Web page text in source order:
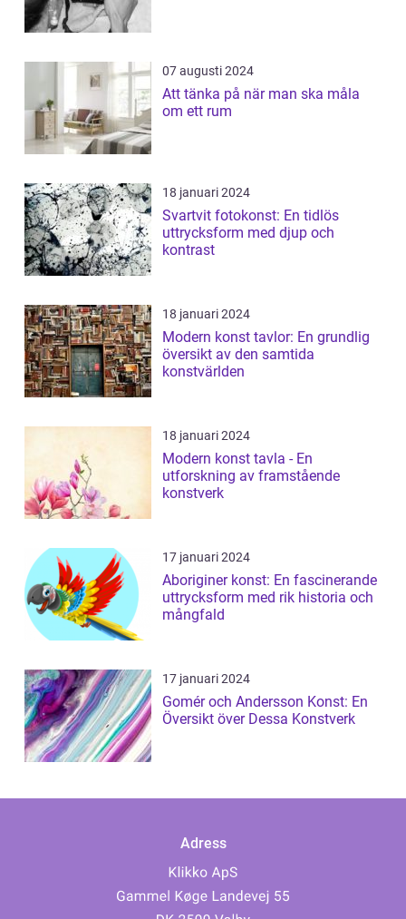
07 augusti 2024
Att tänka på när man ska måla
om ett rum
18 januari 2024
Svartvit fotokonst: En tidlös
uttrycksform med djup och
kontrast
18 januari 2024
Modern konst tavlor: En grundlig
översikt av den samtida
konstvärlden
18 januari 2024
Modern konst tavla - En
utforskning av framstående
konstverk
17 januari 2024
Aboriginer konst: En fascinerande
uttrycksform med rik historia och
mångfald
17 januari 2024
Gomér och Andersson Konst: En
Översikt över Dessa Konstverk
Adress